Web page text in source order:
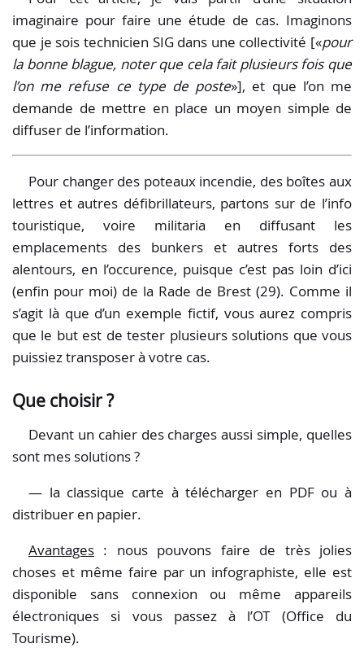
imaginaire pour faire une étude de cas. Imaginons
que je sois technicien SIG dans une collectivité [ pour
la bonne blague, noter que cela fait plusieurs fois que
l’on me refuse ce type de poste ], et que l’on me
demande de mettre en place un moyen simple de
diffuser de l’information.
Pour changer des poteaux incendie, des boîtes aux
lettres et autres défibrillateurs, partons sur de l’info
touristique, voire militaria en diffusant les
emplacements des bunkers et autres forts des
alentours, en l’occurence, puisque c’est pas loin d’ici
(enfin pour moi) de la Rade de Brest (29). Comme il
s’agit là que d’un exemple fictif, vous aurez compris
que le but est de tester plusieurs solutions que vous
puissiez transposer à votre cas.
Que choisir ?
Devant un cahier des charges aussi simple, quelles
sont mes solutions ?
— la classique carte à télécharger en PDF ou à
distribuer en papier.
Avantages : nous pouvons faire de très jolies
choses et même faire par un infographiste, elle est
disponible sans connexion ou même appareils
électroniques si vous passez à l’OT (Office du
Tourisme).